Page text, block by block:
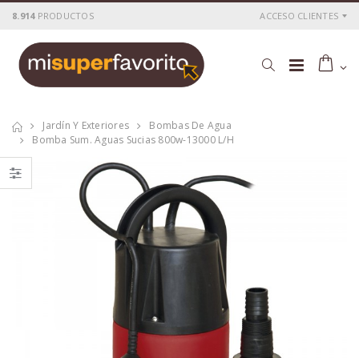
8.914 PRODUCTOS ACCESO CLIENTES
Jardín Y Exteriores
Bombas De Agua
Bomba Sum. Aguas Sucias 800w-13000 L/h
Bomba sum. aguas
sucias 1100w-
15000 l/h
: 71,62€
: 118,95€
Bomba sum. aguas
limpias 250w-4000
l/h
recioS ocio
Precio abitual